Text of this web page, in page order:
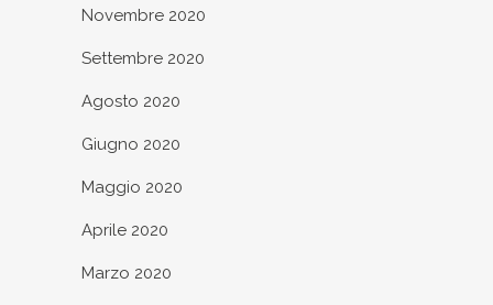
Novembre 2020
Settembre 2020
Agosto 2020
Giugno 2020
Maggio 2020
Aprile 2020
Marzo 2020